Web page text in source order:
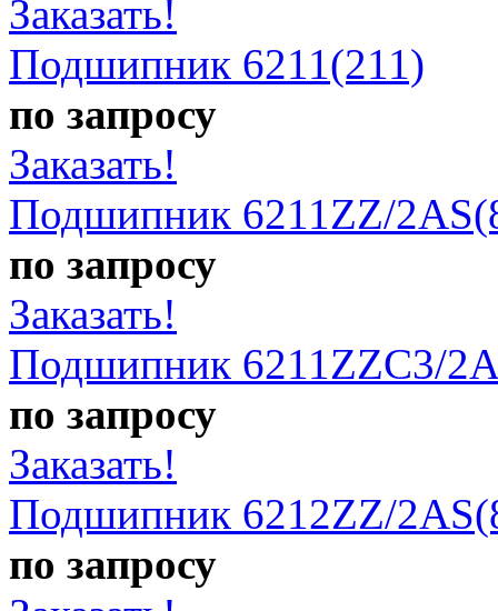
Заказать!
Подшипник 6211(211)
по запросу
Заказать!
Подшипник 6211ZZ/
по запросу
Заказать!
Подшипник 6211ZZC3/
по запросу
Заказать!
Подшипник 6212ZZ/
по запросу